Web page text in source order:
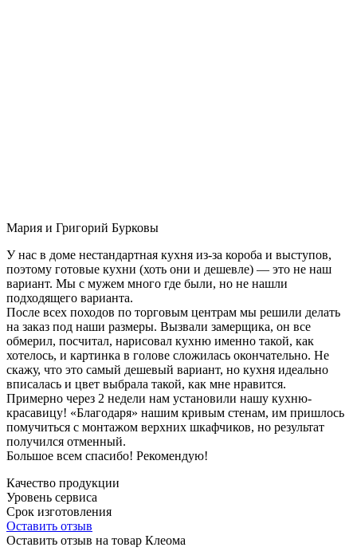
Мария и Григорий Бурковы
У нас в доме нестандартная кухня из-за короба и выступов,
поэтому готовые кухни (хоть они и дешевле) — это не наш
вариант. Мы с мужем много где были, но не нашли
подходящего варианта.
После всех походов по торговым центрам мы решили делать
на заказ под наши размеры. Вызвали замерщика, он все
обмерил, посчитал, нарисовал кухню именно такой, как
хотелось, и картинка в голове сложилась окончательно. Не
скажу, что это самый дешевый вариант, но кухня идеально
вписалась и цвет выбрала такой, как мне нравится.
Примерно через 2 недели нам установили нашу кухню-
красавицу! «Благодаря» нашим кривым стенам, им пришлось
помучиться с монтажом верхних шкафчиков, но результат
получился отменный.
Большое всем спасибо! Рекомендую!
Качество продукции
Уровень сервиса
Срок изготовления
Оставить отзыв
Оставить отзыв на товар Клеома